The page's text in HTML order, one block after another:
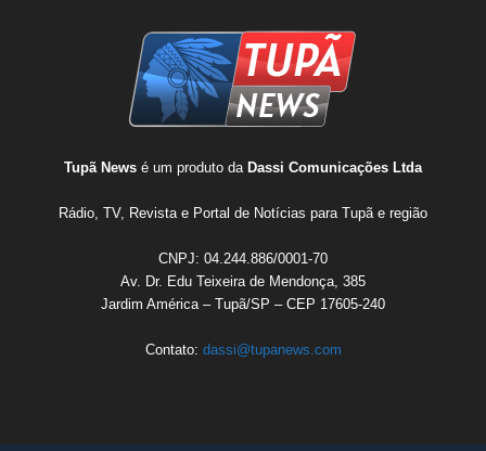
Tupã News é um produto da Dassi Comunicações Ltda
Rádio, TV, Revista e Portal de Notícias para Tupã e região
CNPJ: 04.244.886/0001-70
Av. Dr. Edu Teixeira de Mendonça, 385
Jardim América – Tupã/SP – CEP 17605-240
Contato: dassi@tupanews.com